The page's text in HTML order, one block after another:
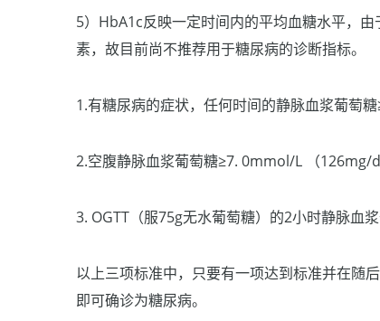
5）HbA1c反映一定时间内的平均血糖水平，
素，故目前尚不推荐用于糖尿病的诊断指标。
1.有糖尿病的症状，任何时间的静脉血浆葡萄
2.空腹静脉血浆葡萄糖≥7. 0mmol/L （126mg/dl
3. OGTT（服75g无水葡萄糖）的2小时静脉血
以上三项标准中，只要有一项达到标准并在随
即可确诊为糖尿病。